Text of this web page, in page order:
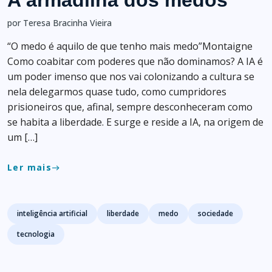
por Teresa Bracinha Vieira
“O medo é aquilo de que tenho mais medo”Montaigne
Como coabitar com poderes que não dominamos? A IA é
um poder imenso que nos vai colonizando a cultura se
nela delegarmos quase tudo, como cumpridores
prisioneiros que, afinal, sempre desconheceram como
se habita a liberdade. E surge e reside a IA, na origem de
um […]
Ler maiseast
Tags
inteligência artificial liberdade medo
sociedade
tecnologia